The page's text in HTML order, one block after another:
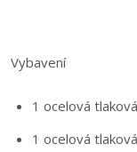
Vybavení
1 ocelová
1 ocelová